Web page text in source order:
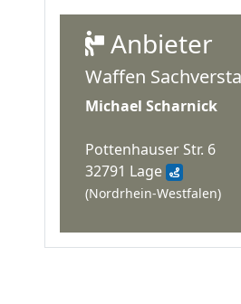
Anbieter
Waffen
Michael Scharnick
Pottenhauser Str. 6
32791 Lage
(Nordrhein-Westfalen)